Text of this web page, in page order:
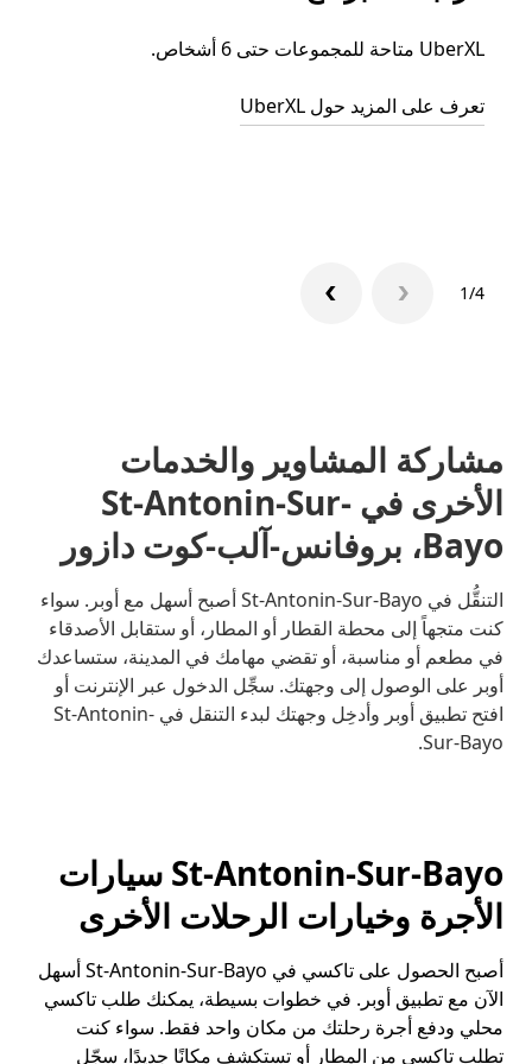
UberXL متاحة للمجموعات حتى 6 أشخاص.
تعرف على المزيد حول UberXL
1/4
مشاركة المشاوير والخدمات
الأخرى في St-Antonin-Sur-
Bayo، بروفانس-آلب-كوت دازور
التنقُّل في St-Antonin-Sur-Bayo أصبح أسهل مع أوبر. سواء
كنت متجهاً إلى محطة القطار أو المطار، أو ستقابل الأصدقاء
في مطعم أو مناسبة، أو تقضي مهامك في المدينة، ستساعدك
أوبر على الوصول إلى وجهتك. سجِّل الدخول عبر الإنترنت أو
افتح تطبيق أوبر وأدخِل وجهتك لبدء التنقل في St-Antonin-
Sur-Bayo.
St-Antonin-Sur-Bayo سيارات
الأجرة وخيارات الرحلات الأخرى
أصبح الحصول على تاكسي في St-Antonin-Sur-Bayo أسهل
الآن مع تطبيق أوبر. في خطوات بسيطة، يمكنك طلب تاكسي
محلي ودفع أجرة رحلتك من مكان واحد فقط. سواء كنت
تطلب تاكسي من المطار أو تستكشف مكانًا جديدًا، سجّل